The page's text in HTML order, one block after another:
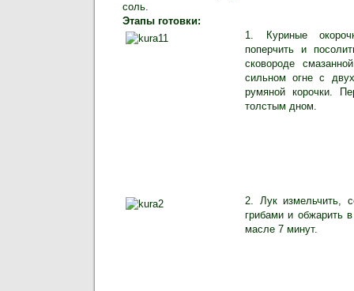
соль.
Этапы готовки:
1. Куриные
поперчить и
сковороде
сильном огне с
румяной корочки.
толстым дном.
2. Лук измельчить,
грибами и обжарить
масле 7 минут.